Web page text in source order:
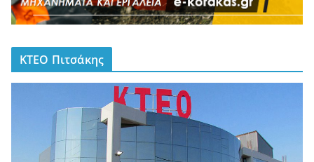
ΚΤΕΟ Πιτσάκης